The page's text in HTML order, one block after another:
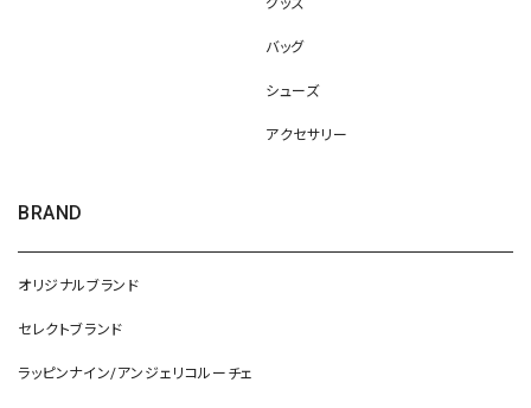
グッズ
バッグ
シューズ
アクセサリー
BRAND
オリジナルブランド
セレクトブランド
ラッピンナイン/アンジェリコルーチェ